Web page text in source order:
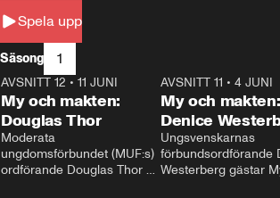
Spela upp
Säsong 1
26:27
AVSNITT 12 • 11 JUNI
My och makten:
Douglas Thor
Moderata
ungdomsförbundet (MUF:s)
ordförande Douglas Thor
AVSNITT 11 •4 JUNI
My och makten:
Denice
Ungsvenskarnas
förbundsordförande
Westerberg gästar